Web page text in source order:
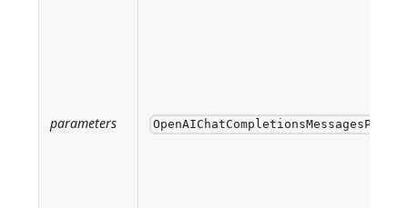
parameters